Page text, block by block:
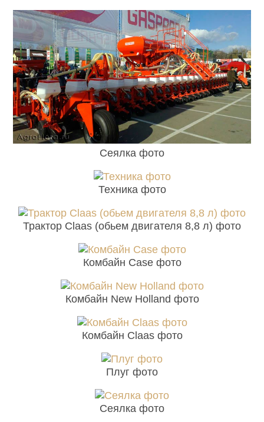
Сеялка фото
Техника фото
Трактор Claas (обьем двигателя 8,8 л) фото
Комбайн Case фото
Комбайн New Holland фото
Комбайн Claas фото
Плуг фото
Сеялка фото